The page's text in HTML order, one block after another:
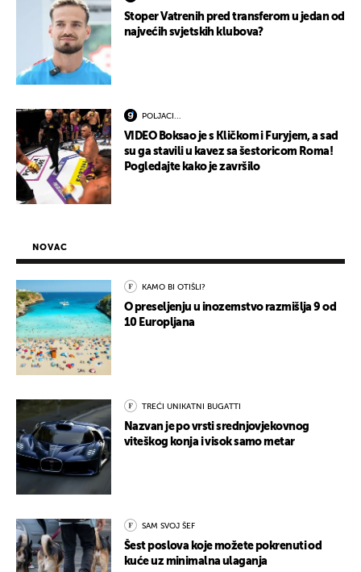
Stoper Vatrenih pred transferom u jedan od
najvećih svjetskih klubova?
POLJACI...
VIDEO Boksao je s Kličkom i Furyjem, a sad
su ga stavili u kavez sa šestoricom Roma!
Pogledajte kako je završilo
NOVAC
KAMO BI OTIŠLI?
O preseljenju u inozemstvo razmišlja 9 od
10 Europljana
TREĆI UNIKATNI BUGATTI
Nazvan je po vrsti srednjovjekovnog
viteškog konja i visok samo metar
SAM SVOJ ŠEF
Šest poslova koje možete pokrenuti od
kuće uz minimalna ulaganja